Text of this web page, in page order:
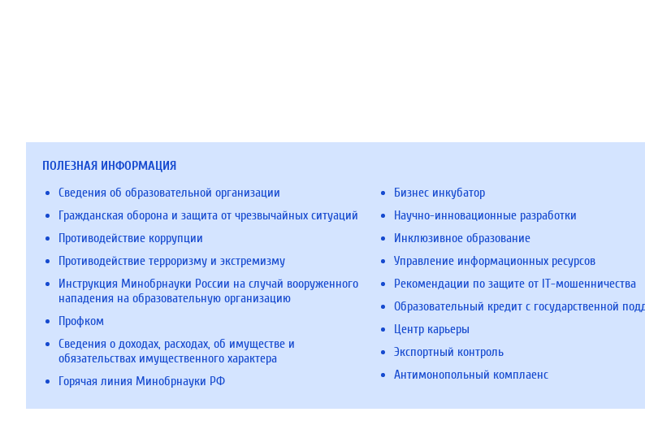
ПОЛЕЗНАЯ ИНФОРМАЦИЯ
Сведения об образовательной организации
Гражданская оборона и защита от чрезвычайных ситуаций
Противодействие коррупции
Противодействие терроризму и экстремизму
Инструкция Минобрнауки России на случай вооруженного
нападения на образовательную организацию
Профком
Сведения о доходах, расходах, об имуществе и
обязательствах имущественного характера
Горячая линия Минобрнауки РФ
Бизнес инкубатор
Научно-инновационные разработки
Инклюзивное образование
Управление информационных ресурсов
Рекомендации по защите от IT-мошенничества
Образовательный кредит с государственной
Центр карьеры
Экспортный контроль
Антимонопольный комплаенс